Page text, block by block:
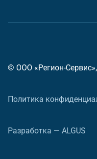
© ООО «Регион-
Политика
Разработка — ALGUS